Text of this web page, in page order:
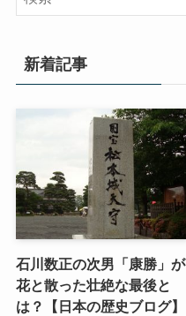
新着記事
石川数正の次男「康勝」が
花と散った壮絶な最後と
は？【日本の歴史ブログ】